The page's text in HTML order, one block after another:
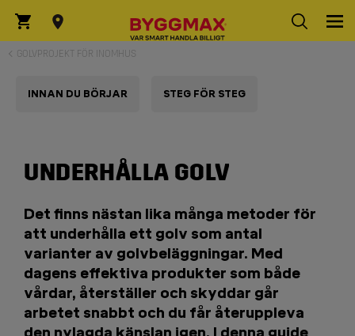
GOLVPROJEKT FÖR INOMHUS
INNAN DU BÖRJAR STEG FÖR STEG
UNDERHÅLLA GOLV
Det finns nästan lika många metoder för
att underhålla ett golv som antal
varianter av golvbeläggningar. Med
dagens effektiva produkter som både
vårdar, återställer och skyddar går
arbetet snabbt och du får återuppleva